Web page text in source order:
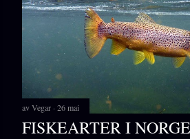
avVegar 26 mai
FISKEARTER I NORGE